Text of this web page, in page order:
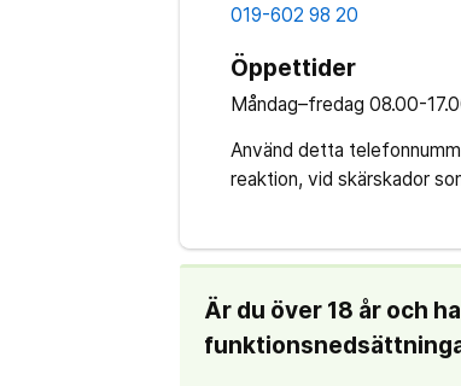
019-602 98 20
Öppettider
Måndag–fredag 08.00-
Använd detta
reaktion, vid skärskador
Är du över 18 år och